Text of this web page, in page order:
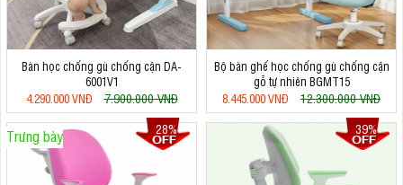
Bàn học chống gù chống cận DA-
6001V1
4.290.000 VNĐ
7.900.000 VNĐ
Bộ bàn ghế học chống gù chống cận
gỗ tự nhiên BGMT15
8.445.000 VNĐ
12.300.000 VNĐ
28%
Trưng bày 39%